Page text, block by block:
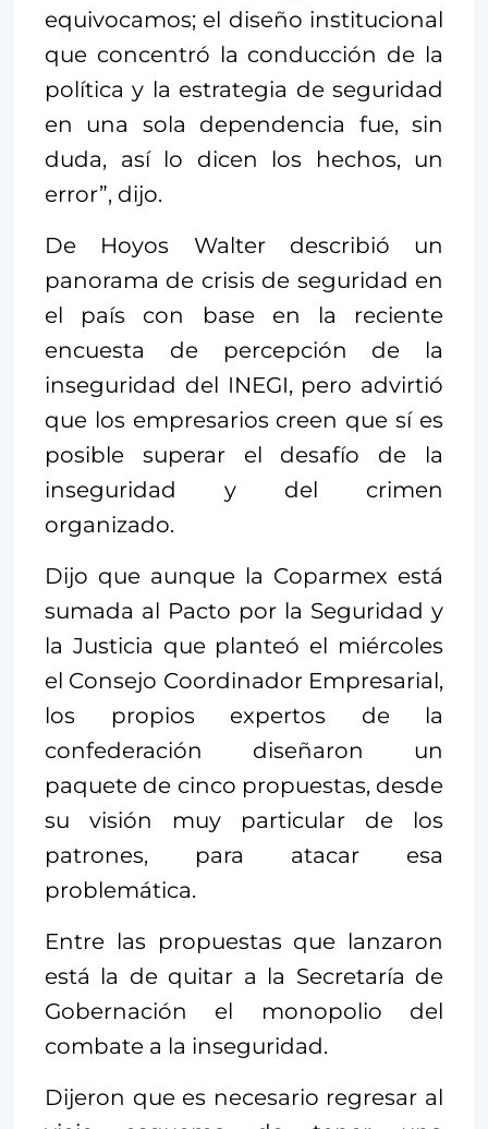
equivocamos; el diseño institucional
que concentró la conducción de la
política y la estrategia de seguridad
en una sola dependencia fue, sin
duda, así lo dicen los hechos, un
error”, dijo.
De Hoyos Walter describió un
panorama de crisis de seguridad en
el país con base en la reciente
encuesta de percepción de la
inseguridad del INEGI, pero advirtió
que los empresarios creen que sí es
posible superar el desafío de la
inseguridad y del crimen
organizado.
Dijo que aunque la Coparmex está
sumada al Pacto por la Seguridad y
la Justicia que planteó el miércoles
el Consejo Coordinador Empresarial,
los propios expertos de la
confederación diseñaron un
paquete de cinco propuestas, desde
su visión muy particular de los
patrones, para atacar esa
problemática.
Entre las propuestas que lanzaron
está la de quitar a la Secretaría de
Gobernación el monopolio del
combate a la inseguridad.
Dijeron que es necesario regresar al